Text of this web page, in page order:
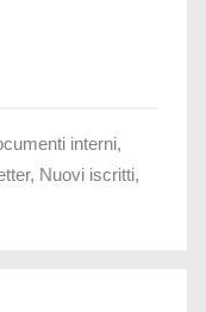
interni,
, Nuovi iscritti,